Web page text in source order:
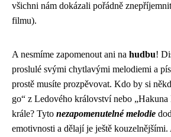
všichni nám dokázali pořádně
filmu).
A nesmíme zapomenout ani na hudbu!
proslulé svými chytlavými melodiemi a
prostě musíte prozpěvovat. Kdo by si
go“ z Ledového království nebo
krále? Tyto nezapomenutelné melodie
emotivnosti a dělají je ještě